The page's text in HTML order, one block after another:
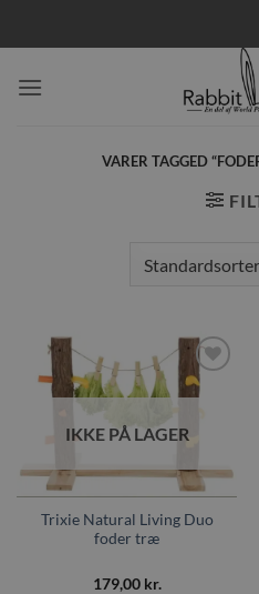
VARER TAGGED
Tilføj til
ønskeliste
IKKE PÅ LAGER
Trixie Natural Living Duo
foder træ
179,00 kr.